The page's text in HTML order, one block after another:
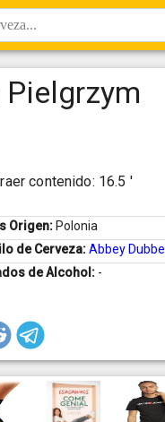
contenido: 16.5 '
Origen: Polonia
de Cerveza:Abbey Dubbel
de Alcohol: -